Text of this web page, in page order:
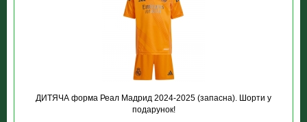
ДИТЯЧА форма Реал Мадрид 2024-2025 (запасна). Шорти у
подарунок!